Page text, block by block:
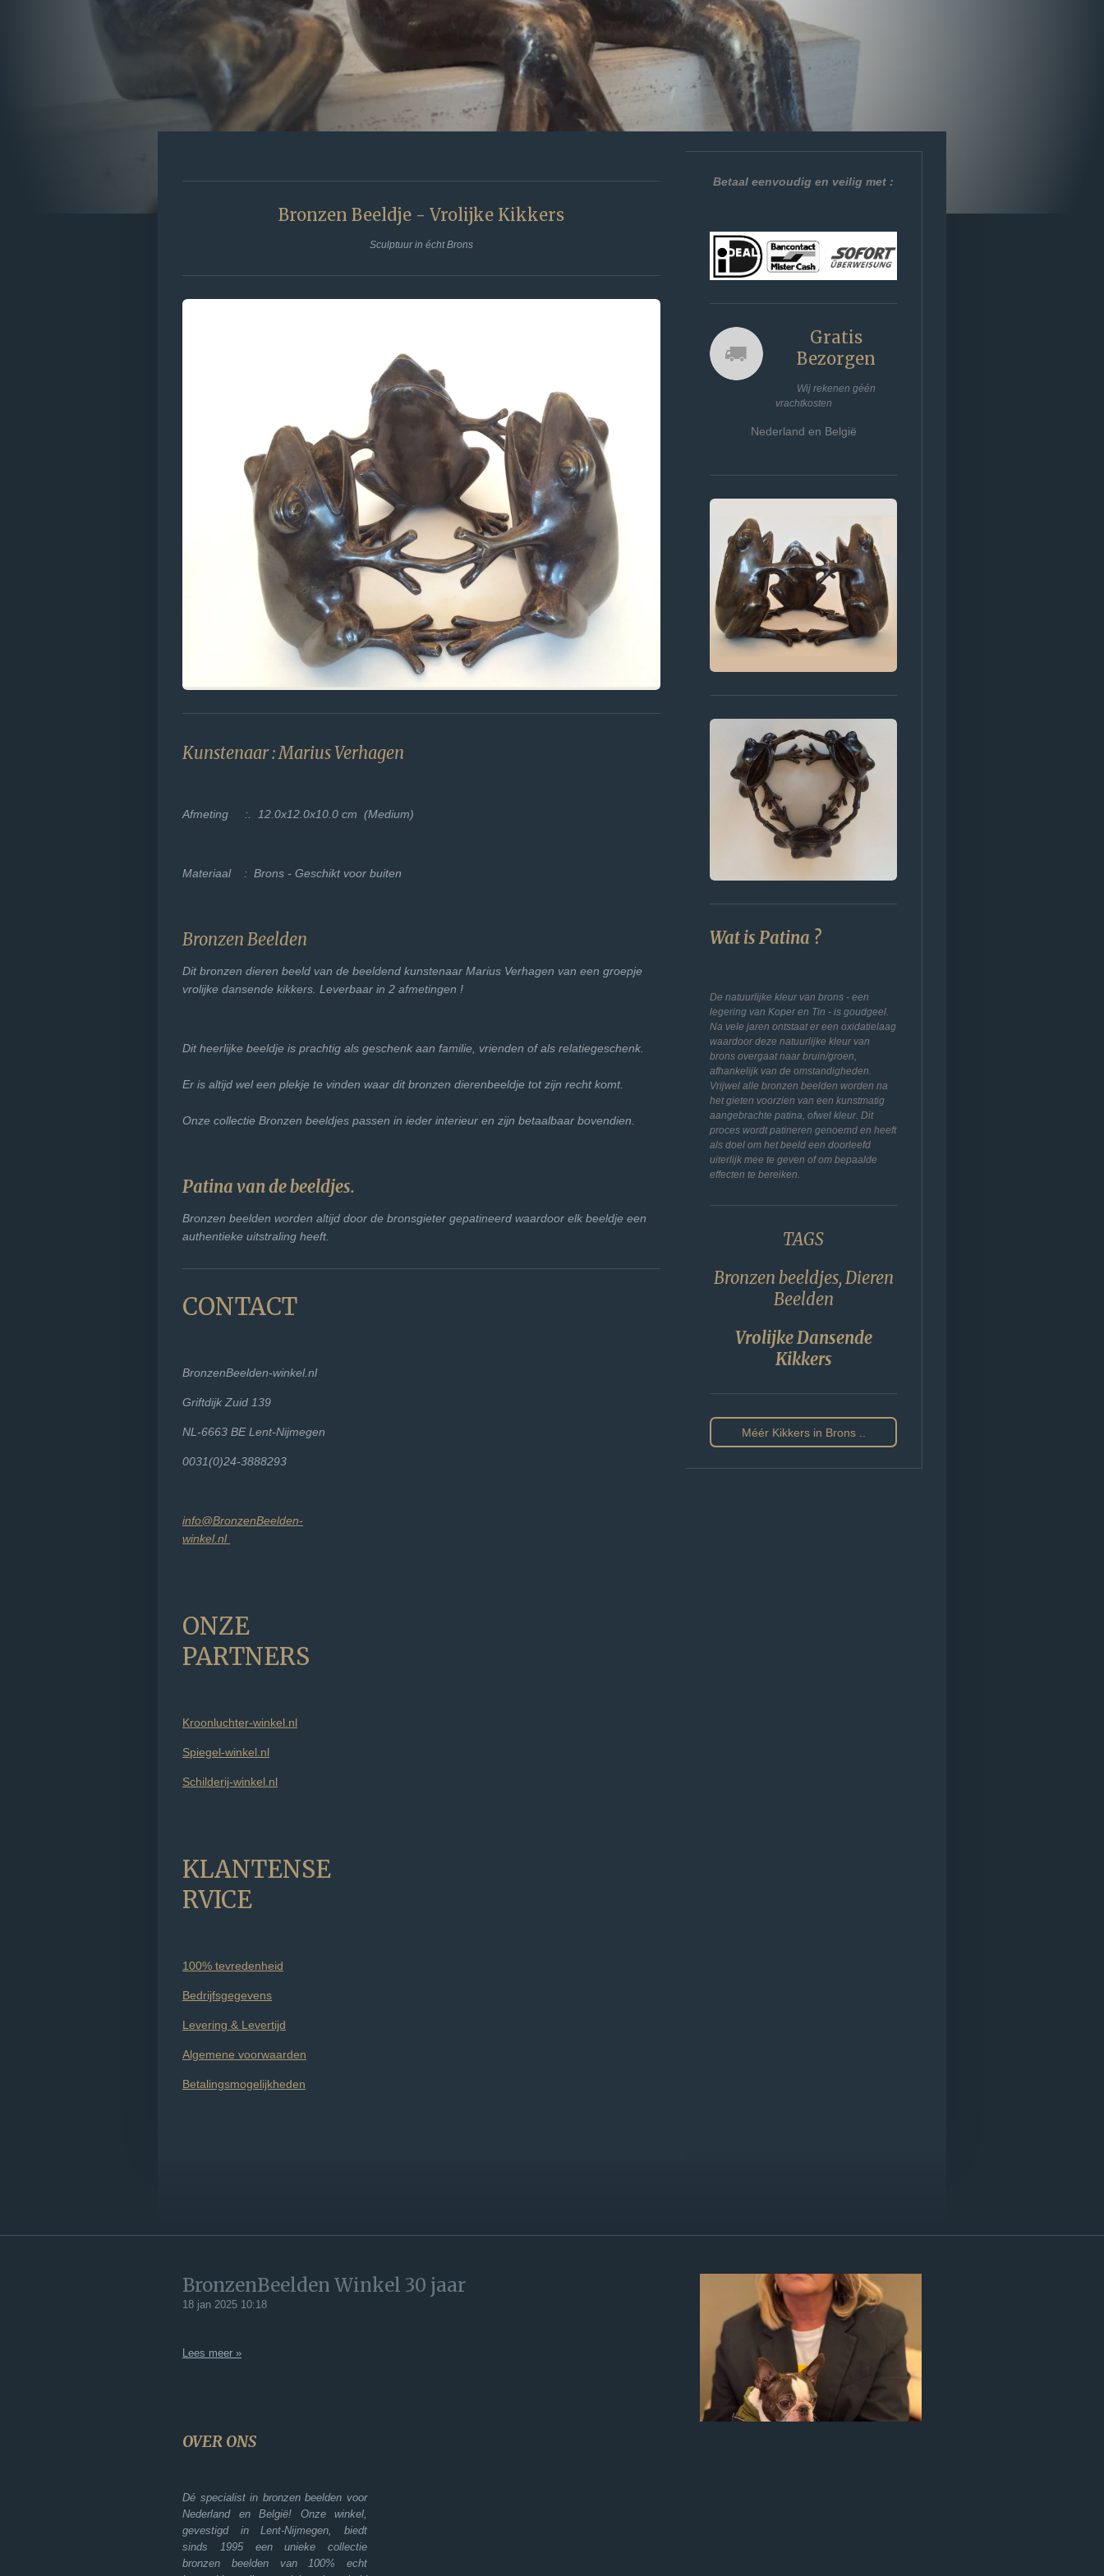
Bronzen Beeldje - Vrolijke Kikkers
Sculptuur in écht Brons
Kunstenaar : Marius Verhagen
Afmeting :. 12.0x12.0x10.0 cm (Medium)
Materiaal : Brons - Geschikt voor buiten
Bronzen Beelden
Dit bronzen dieren beeld van de beeldend kunstenaar Marius Verhagen van een groepje
vrolijke dansende kikkers. Leverbaar in 2 afmetingen !
Dit heerlijke beeldje is prachtig als geschenk aan familie, vrienden of als relatiegeschenk.
Er is altijd wel een plekje te vinden waar dit bronzen dierenbeeldje tot zijn recht komt.
Onze collectie Bronzen beeldjes passen in ieder interieur en zijn betaalbaar bovendien.
Patina van de beeldjes.
Bronzen beelden worden altijd door de bronsgieter gepatineerd waardoor elk beeldje een
authentieke uitstraling heeft.
CONTACT
BronzenBeelden-winkel.nl
Griftdijk Zuid 139
NL-6663 BE Lent-Nijmegen
0031(0)24-3888293
info@BronzenBeelden-
winkel.nl
ONZE
PARTNERS
Kroonluchter-winkel.nl
Spiegel-winkel.nl
Schilderij-winkel.nl
KLANTENSE
RVICE
100% tevredenheid
Bedrijfsgegevens
Levering & Levertijd
Algemene voorwaarden
Betalingsmogelijkheden
Betaal eenvoudig en veilig met :
Gratis
Bezorgen
Wij rekenen géén
vrachtkosten
Nederland en België
Wat is Patina ?
De natuurlijke kleur van brons - een
legering van Koper en Tin - is goudgeel.
Na vele jaren ontstaat er een oxidatielaag
waardoor deze natuurlijke kleur van
brons overgaat naar bruin/groen,
afhankelijk van de omstandigheden.
Vrijwel alle bronzen beelden worden na
het gieten voorzien van een kunstmatig
aangebrachte patina, ofwel kleur. Dit
proces wordt patineren genoemd en heeft
als doel om het beeld een doorleefd
uiterlijk mee te geven of om bepaalde
effecten te bereiken.
TAGS
Bronzen beeldjes, Dieren
Beelden
Vrolijke Dansende
Kikkers
Méér Kikkers in Brons ..
BronzenBeelden Winkel 30 jaar
18 jan 2025 10:18
Lees meer »
OVER ONS
Dé specialist in bronzen beelden voor
Nederland en België! Onze winkel,
gevestigd in Lent-Nijmegen, biedt
sinds 1995 een unieke collectie
bronzen beelden van 100% echt